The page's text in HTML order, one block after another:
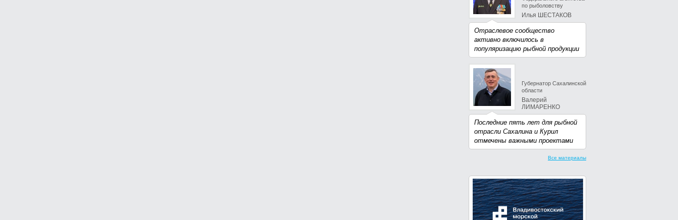
по рыболовству
Илья ШЕСТАКОВ
Отраслевое сообщество
активно включилось в
популяризацию рыбной продукции
Губернатор Сахалинской
области
Валерий
ЛИМАРЕНКО
Последние пять лет для рыбной
отрасли Сахалина и Курил
отмечены важными проектами
Все материалы